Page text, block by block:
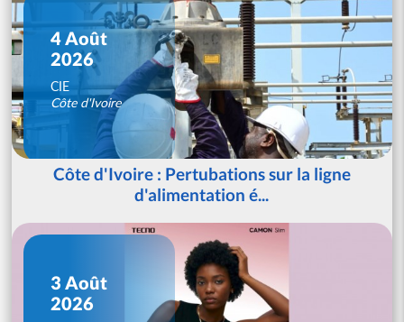
4 Août
2026
CIE
Côte d'Ivoire
Côte d'Ivoire : Pertubations sur la ligne
d'alimentation é...
3 Août
2026